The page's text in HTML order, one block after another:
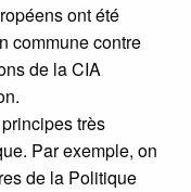
ont été
commune contre
de la CIA
très
Par exemple, on
de la Politique